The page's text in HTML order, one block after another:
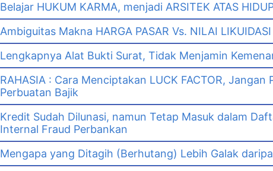
Belajar HUKUM KARMA, menjadi ARSITEK ATAS
Ambiguitas Makna HARGA PASAR Vs. NILAI
Lengkapnya Alat Bukti Surat, Tidak Menjamin
RAHASIA : Cara Menciptakan LUCK FACTOR,
Perbuatan Bajik
Kredit Sudah Dilunasi, namun Tetap Masuk dalam
Internal Fraud Perbankan
Mengapa yang Ditagih (Berhutang) Lebih Galak